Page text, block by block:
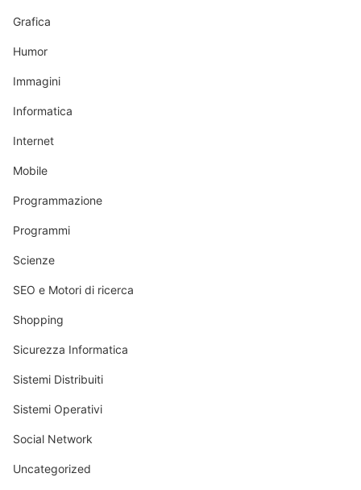
Grafica
Humor
Immagini
Informatica
Internet
Mobile
Programmazione
Programmi
Scienze
SEO e Motori di ricerca
Shopping
Sicurezza Informatica
Sistemi Distribuiti
Sistemi Operativi
Social Network
Uncategorized